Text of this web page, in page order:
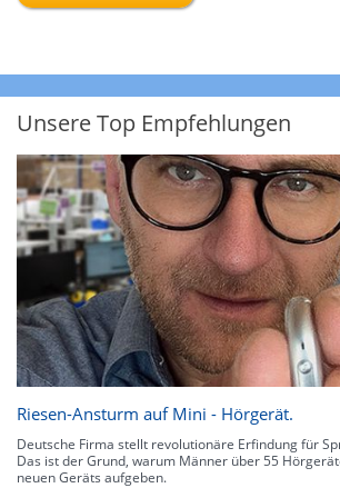
Unsere Top Empfehlungen
Riesen-Ansturm auf Mini - Hörgerät.
Deutsche Firma stellt revolutionäre Erfindung für
Das ist der Grund, warum Männer über 55
neuen Geräts aufgeben.